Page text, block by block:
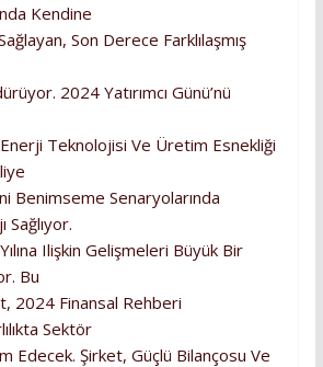
Kendine
Son Derece Farklılaşmış
2024 Yatırımcı Günü’nü
Teknolojisi Ve Üretim Esnekliği
Benimseme Senaryolarında
Sağlıyor.
Ilişkin Gelişmeleri Büyük Bir
Bu
2024 Finansal Rehberi
Sektör
Edecek. Şirket, Güçlü Bilançosu Ve